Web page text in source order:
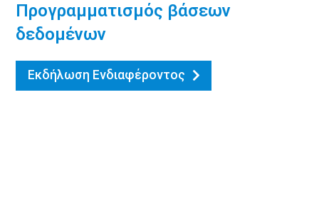
Προγραμματισμός βάσεων
δεδομένων
Εκδήλωση Ενδιαφέροντος